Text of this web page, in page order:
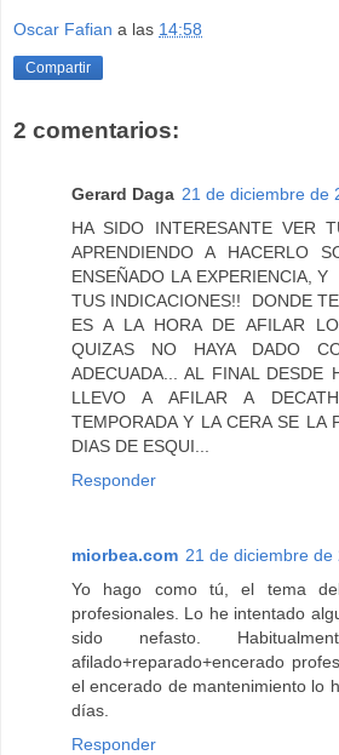
Oscar Fafian a las 14:58
Compartir
2 comentarios:
Gerard Daga 21 de diciembre de
HA SIDO INTERESANTE VER
APRENDIENDO A HACERLO
ENSEÑADO LA EXPERIENCIA,
TUS INDICACIONES!! DONDE
ES A LA HORA DE AFILAR
QUIZAS NO HAYA DADO
ADECUADA... AL FINAL DESDE
LLEVO A AFILAR A
TEMPORADA Y LA CERA SE LA
DIAS DE ESQUI...
Responder
miorbea.com 21 de diciembre de
Yo hago como tú, el tema
profesionales. Lo he intentado
sido nefasto.
afilado+reparado+encerado
el encerado de mantenimiento lo
días.
Responder